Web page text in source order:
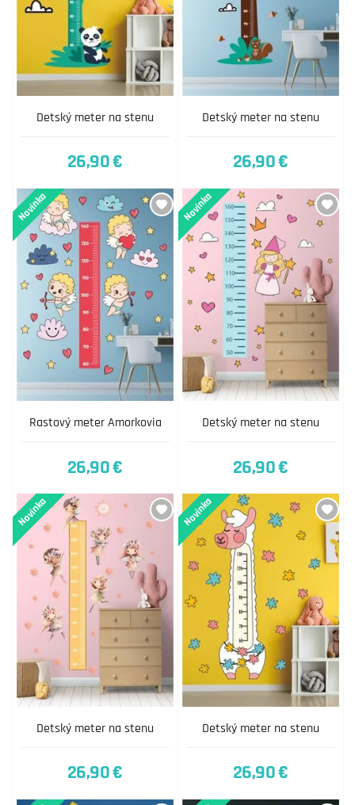
Detský meter na stenu
26,90 €
Detský meter na stenu
26,90 €
Rastový meter Amorkovia
Novinka
26,90 €
Detský meter na stenu
Novinka
26,90 €
Detský meter na stenu
Novinka
26,90 €
Detský meter na stenu
Novinka
26,90 €